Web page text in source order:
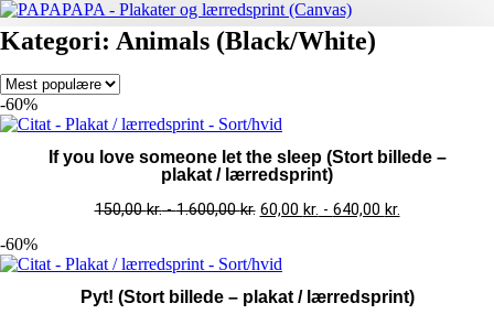
Kategori: Animals (Black/White)
-60%
If you love someone let the sleep (Stort billede –
plakat / lærredsprint)
150,00kr.-1.600,00kr. 60,00 kr. - 640,00 kr.
-60%
Pyt! (Stort billede – plakat / lærredsprint)